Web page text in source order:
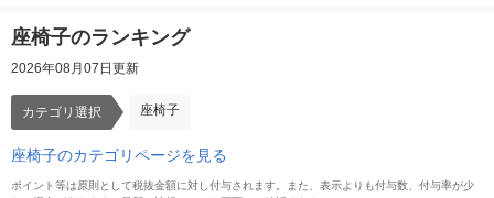
座椅子のランキング
2026年08月07日更新
カテゴリ選択 座椅子
座椅子のカテゴリページを見る
ポイント等は原則として税抜金額に対し付与されます。また、表示よりも付与数、付与率が少